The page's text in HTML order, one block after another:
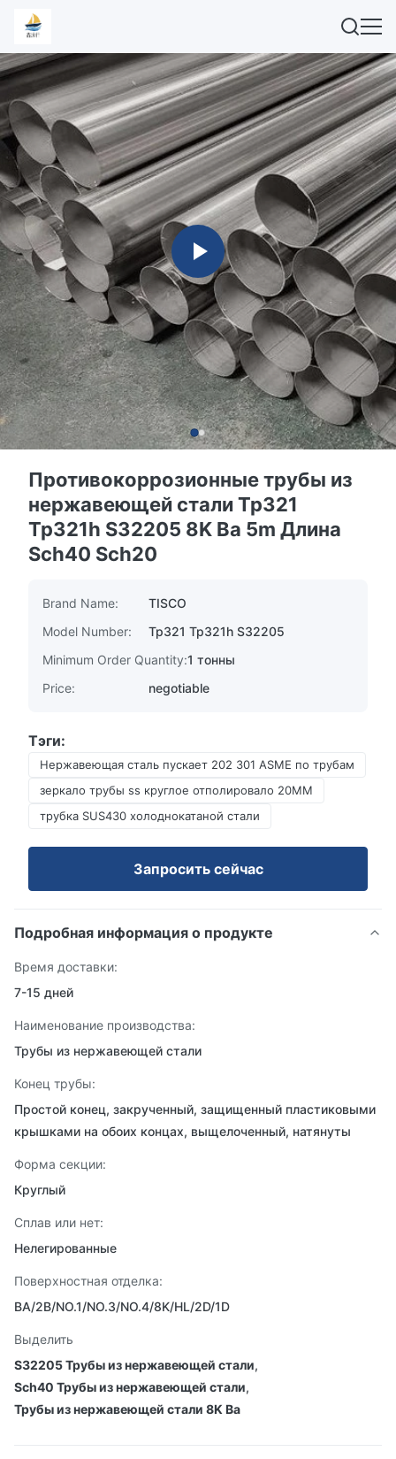
Противокоррозионные трубы из
нержавеющей стали Tp321
Tp321h S32205 8K Ba 5m Длина
Sch40 Sch20
Brand Name:
TISCO
Model Number:
Tp321 Tp321h S32205
Minimum Order Quantity:1 тонны
Price:
negotiable
Тэги:
Нержавеющая сталь пускает 202 301 ASME по трубам
зеркало трубы ss круглое отполировало 20MM
трубка SUS430 холоднокатаной стали
Запросить сейчас
Подробная информация о продукте
Время доставки:
7-15 дней
Наименование производства:
Трубы из нержавеющей стали
Конец трубы:
Простой конец, закрученный, защищенный пластиковыми
крышками на обоих концах, выщелоченный, натянуты
Форма секции:
Круглый
Сплав или нет:
Нелегированные
Поверхностная отделка:
BA/2B/NO.1/NO.3/NO.4/8K/HL/2D/1D
Выделить
S32205 Трубы из нержавеющей стали,
Sch40 Трубы из нержавеющей стали,
Трубы из нержавеющей стали 8K Ba